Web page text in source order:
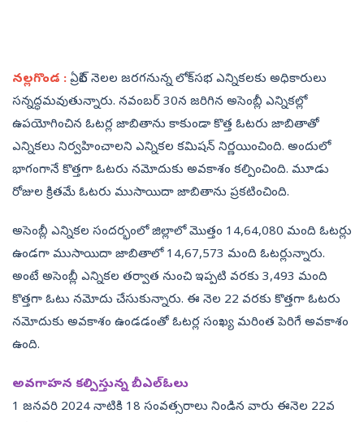
నల్లగొండ : ఏప్రిల్‌ నెలల జరగనున్న లోక్‌సభ ఎన్నికలకు అధికారులు
సన్నద్ధమవుతున్నారు. నవంబర్‌ 30న జరిగిన అసెంబ్లీ ఎన్నికల్లో
ఉపయోగించిన ఓటర్ల జాబితాను కాకుండా కొత్త ఓటరు జాబితాతో
ఎన్నికలు నిర్వహించాలని ఎన్నికల కమిషన్‌ నిర్ణయించింది. అందులో
భాగంగానే కొత్తగా ఓటరు నమోదుకు అవకాశం కల్పించింది. మూడు
రోజుల క్రితమే ఓటరు ముసాయిదా జాబితాను ప్రకటించింది.
అసెంబ్లీ ఎన్నికల సందర్భంలో జిల్లాలో మొత్తం 14,64,080 మంది ఓటర్లు
ఉండగా ముసాయిదా జాబితాలో 14,67,573 మంది ఓటర్లున్నారు.
అంటే అసెంబ్లీ ఎన్నికల తర్వాత నుంచి ఇప్పటి వరకు 3,493 మంది
కొత్తగా ఓటు నమోదు చేసుకున్నారు. ఈ నెల 22 వరకు కొత్తగా ఓటరు
నమోదుకు అవకాశం ఉండడంతో ఓటర్ల సంఖ్య మరింత పెరిగే అవకాశం
ఉంది.
అవగాహన కల్పిస్తున్న బీఎల్‌ఓలు
1 జనవరి 2024 నాటికి 18 సంవత్సరాలు నిండిన వారు ఈనెల 22వ